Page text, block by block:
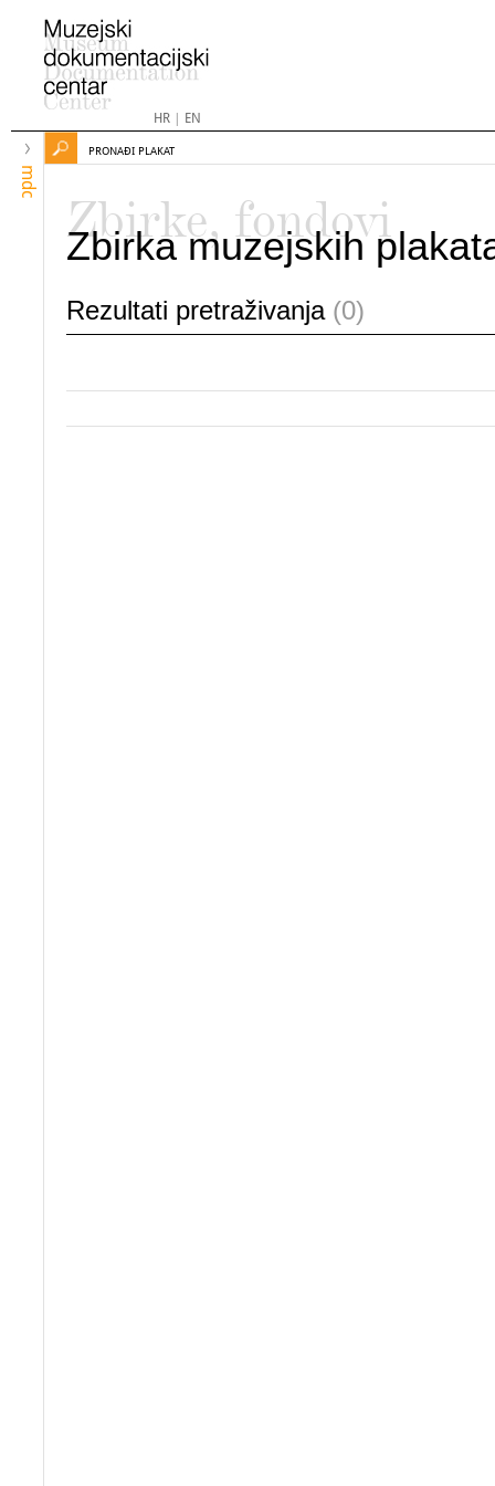
HR| EN
mdc
PRONAĐI PLAKAT
Zbirke, fondovi
Zbirka muzejskih
Rezultati pretraživanja (0)